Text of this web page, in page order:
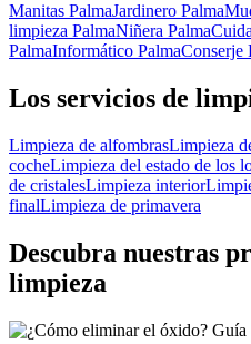
Manitas PalmaJardinero Palma
limpieza PalmaNiñera Palma
PalmaInformático PalmaConserje
Los servicios de
Limpieza de alfombrasLimpieza
cocheLimpieza del estado de los
de cristalesLimpieza interior
finalLimpieza de primavera
Descubra nuestras
limpieza